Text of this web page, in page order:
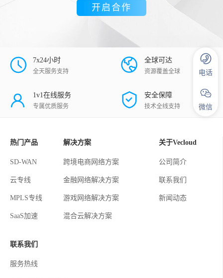
开启合作
7x24小时
全天服务支持
全球可达
资源覆盖全球
1v1在线服务
专属优质服务
安全保障
技术全线支持
热门产品
SD-WAN
云专线
MPLS专线
SaaS加速
解决方案
跨境电商网络方案
金融网络解决方案
游戏网络解决方案
混合云解决方案
关于Vecloud
公司简介
联系我们
新闻动态
联系我们
服务热线
电话
微信